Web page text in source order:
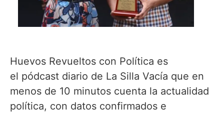
Huevos Revueltos con Política es
el pódcast diario de La Silla Vacía que en
menos de 10 minutos cuenta la actualidad
política, con datos confirmados e